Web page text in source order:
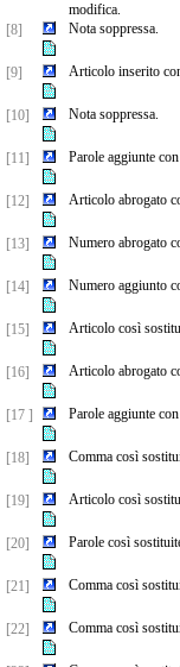
modifica.
[8]
Nota soppressa.
[9] Articolo inserito
[10] Nota soppressa.
[11] Parole aggiunte con
[12] Articolo abrogato
[13] Numero abrogato
[14] Numero aggiunto
[15] Articolo così
[16] Articolo abrogato
[17 ] Parole aggiunte con
[18] Comma così
[19] Articolo così
[20] Parole così
[21] Comma così
[22] Comma così